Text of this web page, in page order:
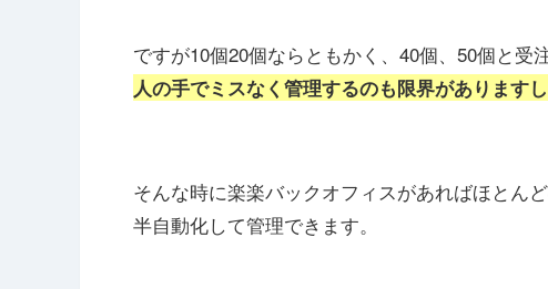
ですが10個20個ならともかく、40個、50個と受
人の手でミスなく管理するのも限界があります
そんな時に楽楽バックオフィスがあればほとん
半自動化して管理できます。